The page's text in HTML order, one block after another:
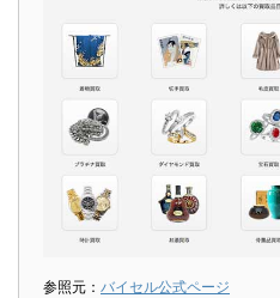
参照元： バイセル公式ページ